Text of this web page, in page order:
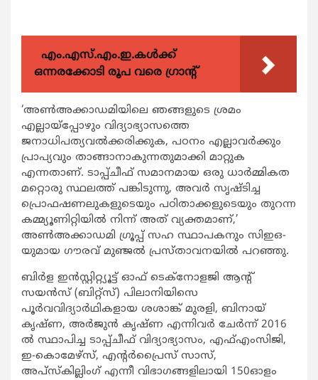
എം.എസ്.എം.ഇ.കൾക്ക്
ഒന്നരക്കോടി രൂപ വരെ ഗ്രാന്റ്
‘അണ്‍അക്കാഡമിയിലെ ഞങ്ങളുടെ ശ്രമം
എല്ലായ്പ്പോഴും വിദ്യാഭ്യാസത്തെ
ജനാധിപത്യവല്‍ക്കരിക്കുക, പഠനം എല്ലാവര്‍ക്കും
പ്രാപ്യവും താങ്ങാനാകുന്നതുമാക്കി മാറ്റുക
എന്നതാണ്. ടാപ്പ്ചീഫ് സമാനമായ ഒരു ധാര്‍മ്മികത
മറ്റൊരു സ്ഥലത്ത് പങ്കിടുന്നു, അവര്‍ സൃഷ്ടിച്ച
പ്രൊഫഷണലുകളുടെയും പഠിതാക്കളുടെയും തുറന്ന
കമ്മ്യൂണിറ്റിയില്‍ നിന്ന് അത് വ്യക്തമാണ്,’
അണ്‍അക്കാഡമി ഗ്രൂപ്പ് സഹ സ്ഥാപകനും സിഇഒ-
യുമായ ഗൗരവ് മുഞ്ജല്‍ പ്രസ്താവനയില്‍ പറഞ്ഞു.
ബിര്‍ള ഇന്‍സ്റ്റിറ്റ്യൂട്ട് ഓഫ് ടെക്നോളജി ആന്‍റ്
സയന്‍സ് (ബിറ്റ്സ്) പിലാനിയിസെ
പൂര്‍വവിദ്യാര്‍ഥികളായ ശശാങ്ക് മുരളി, ബിനായ്
കൃഷ്ണ, അര്‍ജുന്‍ കൃഷ്ണ എന്നിവര്‍ ചേര്‍ന്ന് 2016
ല്‍ സ്ഥാപിച്ച ടാപ്പ്ചീഫ് വിദ്യാഭ്യാസം, എഫ്എംസിജി,
ഇ-കൊമേഴ്സ്, എന്‍റര്‍പ്രൈസ് സാസ്,
അപ്സ്കില്ലിംഗ് എന്നീ വിഭാഗങ്ങളിലായി 150ഓളം